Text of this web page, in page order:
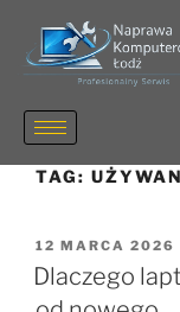
TAG:
12 MARCA 2026
Dlaczego